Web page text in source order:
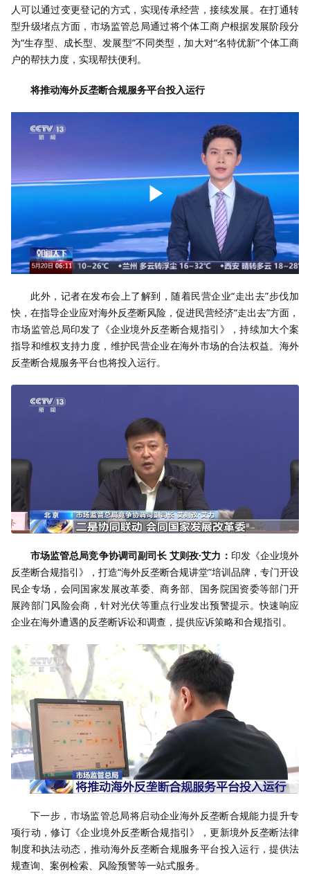
人可以通过变更登记的方式，实现传承经营，接续发展。在打通转
型升级堵点方面，市场监管总局通过将个体工商户根据发展阶段分
为“生存型、成长型、发展型”不同类型，加大对“名特优新”个体工商
户的帮扶力度，实现帮扶便利。
将推动海外反垄断合规服务平台投入运行
此外，记者在发布会上了解到，随着民营企业“走出去”步伐加
快，在指导企业应对海外反垄断风险，促进民营经济“走出去”方面，
市场监管总局印发了《企业境外反垄断合规指引》，持续加大个案
指导和维权支持力度，维护民营企业在海外市场的合法权益。海外
反垄断合规服务平台也将投入运行。
市场监管总局竞争协调司副司长 艾则孜·艾力： 印发《企业境外
反垄断合规指引》，打造“海外反垄断合规讲堂”培训品牌，专门开设
民企专场，会同国家发展改革委、商务部、国务院国资委等部门开
展跨部门风险会商，针对光伏等重点行业发出预警提示。快速响应
企业在海外遭遇的反垄断诉讼和调查，提供应诉策略和合规指引。
下一步，市场监管总局将启动企业海外反垄断合规能力提升专
项行动，修订《企业境外反垄断合规指引》，更新境外反垄断法律
制度和执法动态，推动海外反垄断合规服务平台投入运行，提供法
规查询、案例检索、风险预警等一站式服务。